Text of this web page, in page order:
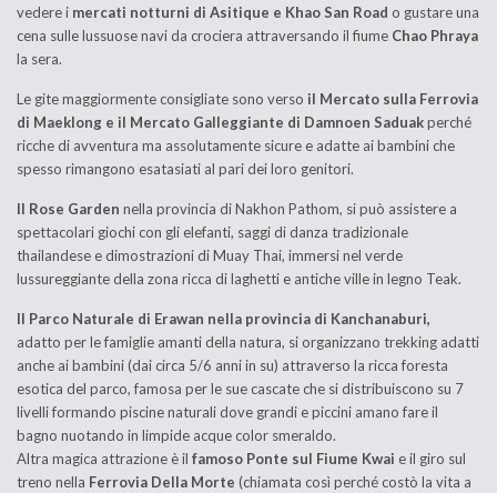
vedere i mercati notturni di Asitique e Khao San Road o gustare una
cena sulle lussuose navi da crociera attraversando il fiume Chao Phraya
la sera.
Le gite maggiormente consigliate sono verso il Mercato sulla Ferrovia
di Maeklong e il Mercato Galleggiante di Damnoen Saduakperché
ricche di avventura ma assolutamente sicure e adatte ai bambini che
spesso rimangono esatasiati al pari dei loro genitori.
Il Rose Garden nella provincia di Nakhon Pathom, si può assistere a
spettacolari giochi con gli elefanti, saggi di danza tradizionale
thailandese e dimostrazioni di Muay Thai, immersi nel verde
lussureggiante della zona ricca di laghetti e antiche ville in legno Teak.
Il Parco Naturale di Erawan nella provincia di Kanchanaburi,
adatto per le famiglie amanti della natura, si organizzano trekking adatti
anche ai bambini (dai circa 5/6 anni in su) attraverso la ricca foresta
esotica del parco, famosa per le sue cascate che si distribuiscono su 7
livelli formando piscine naturali dove grandi e piccini amano fare il
bagno nuotando in limpide acque color smeraldo.
Altra magica attrazione è il famoso Ponte sul Fiume Kwai e il giro sul
treno nella Ferrovia Della Morte (chiamata così perché costò la vita a